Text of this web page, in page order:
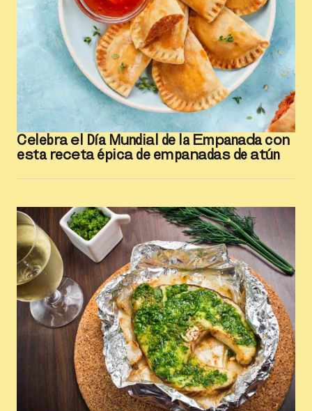
Celebra el Día Mundial de la Empanada con
esta receta épica de empanadas de atún